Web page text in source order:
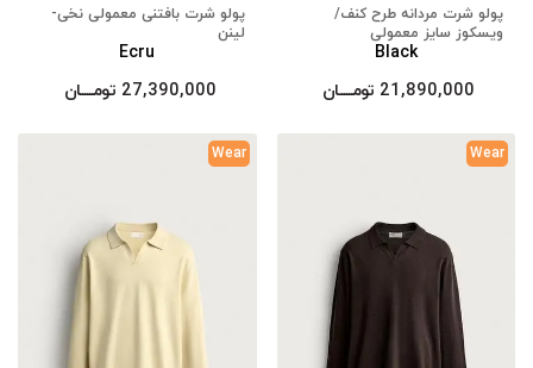
پولو شرت مردانه طرح کنف/
ویسکوز سایز معمولی
Black
21,890,000 تومــــــان
پولو شرت بافتنی معمولی نخی-
لینن
Ecru
27,390,000 تومــــــان
Wear
Wear